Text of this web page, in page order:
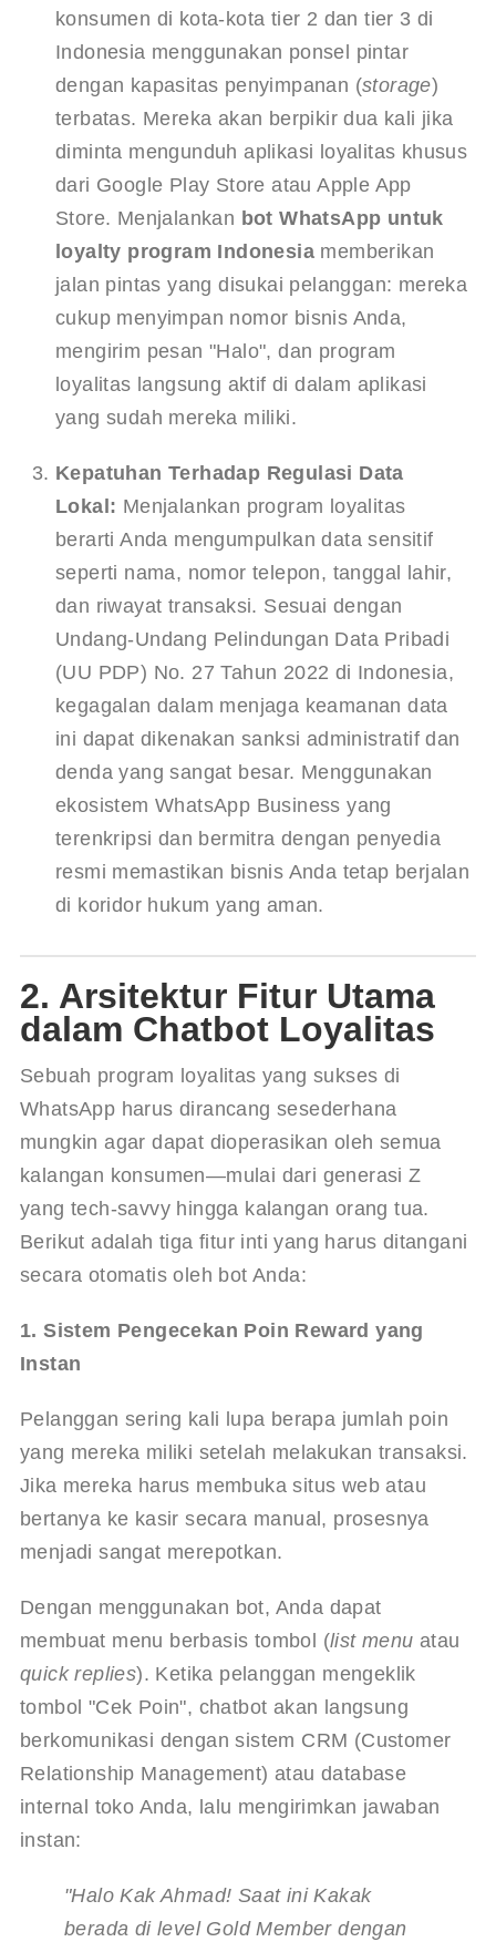
konsumen di kota-kota tier 2 dan tier 3 di
Indonesia menggunakan ponsel pintar
dengan kapasitas penyimpanan (storage)
terbatas. Mereka akan berpikir dua kali jika
diminta mengunduh aplikasi loyalitas khusus
dari Google Play Store atau Apple App
Store. Menjalankan bot WhatsApp untuk
loyalty program Indonesia memberikan
jalan pintas yang disukai pelanggan: mereka
cukup menyimpan nomor bisnis Anda,
mengirim pesan "Halo", dan program
loyalitas langsung aktif di dalam aplikasi
yang sudah mereka miliki.
Kepatuhan Terhadap Regulasi Data
Lokal: Menjalankan program loyalitas
berarti Anda mengumpulkan data sensitif
seperti nama, nomor telepon, tanggal lahir,
dan riwayat transaksi. Sesuai dengan
Undang-Undang Pelindungan Data Pribadi
(UU PDP) No. 27 Tahun 2022 di Indonesia,
kegagalan dalam menjaga keamanan data
ini dapat dikenakan sanksi administratif dan
denda yang sangat besar. Menggunakan
ekosistem WhatsApp Business yang
terenkripsi dan bermitra dengan penyedia
resmi memastikan bisnis Anda tetap berjalan
di koridor hukum yang aman.
2. Arsitektur Fitur Utama
dalam Chatbot Loyalitas
Sebuah program loyalitas yang sukses di
WhatsApp harus dirancang sesederhana
mungkin agar dapat dioperasikan oleh semua
kalangan konsumen—mulai dari generasi Z
yang tech-savvy hingga kalangan orang tua.
Berikut adalah tiga fitur inti yang harus ditangani
secara otomatis oleh bot Anda:
1. Sistem Pengecekan Poin Reward yang
Instan
Pelanggan sering kali lupa berapa jumlah poin
yang mereka miliki setelah melakukan transaksi.
Jika mereka harus membuka situs web atau
bertanya ke kasir secara manual, prosesnya
menjadi sangat merepotkan.
Dengan menggunakan bot, Anda dapat
membuat menu berbasis tombol (list menu atau
quick replies). Ketika pelanggan mengeklik
tombol "Cek Poin", chatbot akan langsung
berkomunikasi dengan sistem CRM (Customer
Relationship Management) atau database
internal toko Anda, lalu mengirimkan jawaban
instan:
"Halo Kak Ahmad! Saat ini Kakak
berada di level Gold Member dengan